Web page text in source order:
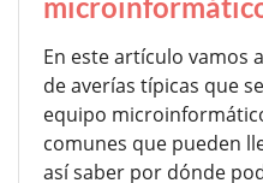
En este artículo vamos
de averías típicas que
equipo
comunes que pueden
así saber por dónde